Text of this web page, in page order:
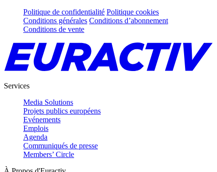
Politique de confidentialité Politique cookies
Conditions générales Conditions d’abonnement
Conditions de vente
Services
Media Solutions
Projets publics européens
Evénements
Emplois
Agenda
Communiqués de presse
Members’ Circle